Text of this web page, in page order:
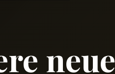
neue